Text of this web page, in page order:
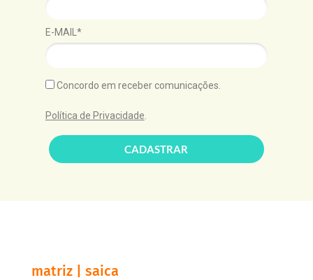
E-MAIL*
Concordo em receber comunicações.
Política de Privacidade
CADASTRAR
matriz | saica